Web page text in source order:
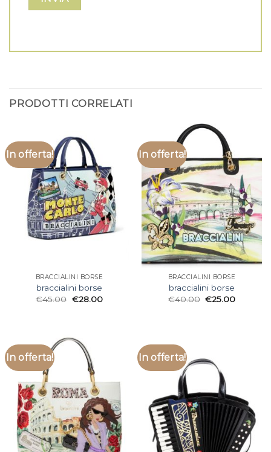
PRODOTTI CORRELATI
In offerta!
BRACCIALINI BORSE
braccialini borse
€45.00 €28.00
In offerta!
BRACCIALINI BORSE
braccialini borse
€40.00 €25.00
In offerta! In offerta!